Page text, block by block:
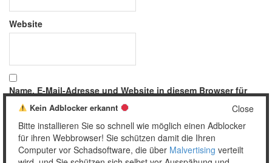
Website
Name, E-Mail-Adresse und Website in diesem Browser für
meinen nächsten Kommentar speichern.
Close
Kein Adblocker erkannt
Bitte installieren Sie so schnell wie möglich einen Adblocker
für ihren Webbrowser! Sie schützen damit die Ihren
Computer vor Schadsoftware, die über Malvertising verteilt